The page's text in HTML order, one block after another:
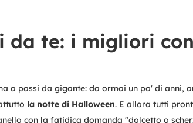
da te: i migliori
a passi da gigante: da ormai un po' di anni,
la notte di Halloween. E allora tutti
con la fatidica domanda "dolcetto o